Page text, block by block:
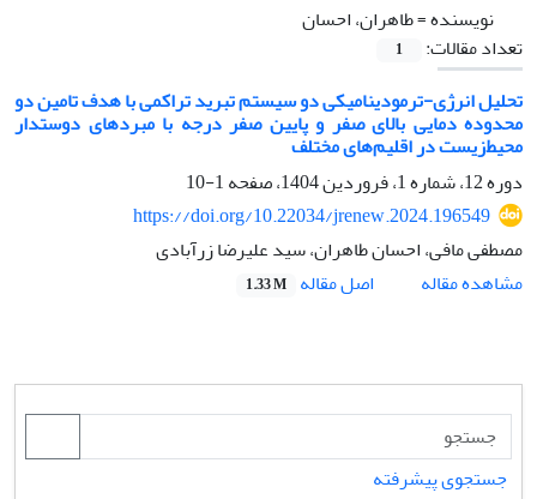
نویسنده =طاهران، احسان
تعداد مقالات:
1
تحلیل انرژی-ترمودینامیکی دو سیستم تبرید تراکمی با هدف تامین دو
محدوده دمایی بالای صفر و پایین صفر درجه با مبردهای دوستدار
محیط‌زیست در اقلیم‌های مختلف
دوره 12، شماره 1، فروردین 1404، صفحه
1-10
https://doi.org/10.22034/jrenew.2024.196549
مصطفی مافی، احسان طاهران، سید علیرضا زرآبادی
مشاهده مقاله
اصل مقاله 1.33 M
جستجوی پیشرفته